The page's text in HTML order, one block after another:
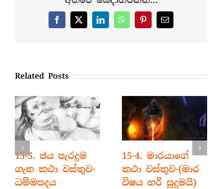
Facebook
X LinkedInWhatsAppPinterestEmail
Related Posts
15-5. ජය පැරදුම
ගැන කථා වස්තුව-
ධම්මපදය
15-4. මාරයාගේ
කථා වස්තුව-(මාර
විෂය හරි පුදුමයි)